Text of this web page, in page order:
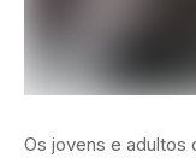
Os jovens e adultos